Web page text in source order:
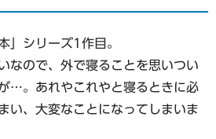
」シリーズ1作目。
なので、外で寝ることを思いつい
…。あれやこれやと寝るときに必
い、大変なことになってしまいま